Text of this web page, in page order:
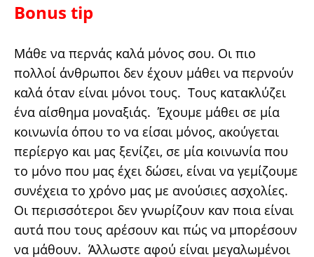
Bonus tip
Μάθε να περνάς καλά μόνος σου. Οι πιο
πολλοί άνθρωποι δεν έχουν μάθει να περνούν
καλά όταν είναι μόνοι τους. Τους κατακλύζει
ένα αίσθημα μοναξιάς. Έχουμε μάθει σε μία
κοινωνία όπου το να είσαι μόνος, ακούγεται
περίεργο και μας ξενίζει, σε μία κοινωνία που
το μόνο που μας έχει δώσει, είναι να γεμίζουμε
συνέχεια το χρόνο μας με ανούσιες ασχολίες.
Οι περισσότεροι δεν γνωρίζουν καν ποια είναι
αυτά που τους αρέσουν και πώς να μπορέσουν
να μάθουν. Άλλωστε αφού είναι μεγαλωμένοι